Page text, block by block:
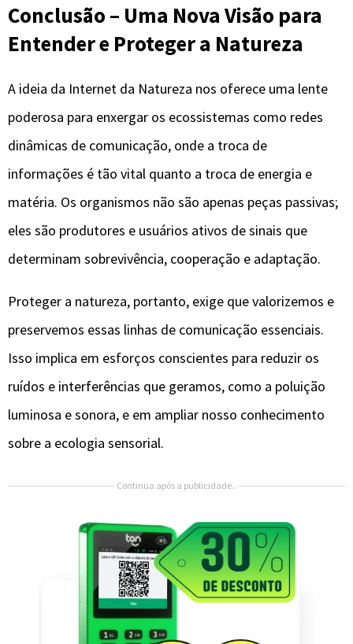
Conclusão – Uma Nova Visão para
Entender e Proteger a Natureza
A ideia da Internet da Natureza nos oferece uma lente
poderosa para enxergar os ecossistemas como redes
dinâmicas de comunicação, onde a troca de
informações é tão vital quanto a troca de energia e
matéria. Os organismos não são apenas peças passivas;
eles são produtores e usuários ativos de sinais que
determinam sobrevivência, cooperação e adaptação.
Proteger a natureza, portanto, exige que valorizemos e
preservemos essas linhas de comunicação essenciais.
Isso implica em esforços conscientes para reduzir os
ruídos e interferências que geramos, como a poluição
luminosa e sonora, e em ampliar nosso conhecimento
sobre a ecologia sensorial.
Continua após a publicidade..